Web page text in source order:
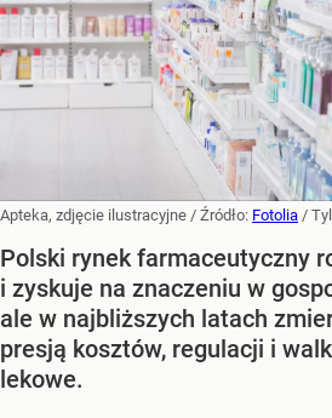
Apteka, zdjęcie ilustracyjne / Źródło: Fotolia /
Polski rynek farmaceutyczny
i zyskuje na znaczeniu w
ale w najbliższych latach
presją kosztów, regulacji i
lekowe.